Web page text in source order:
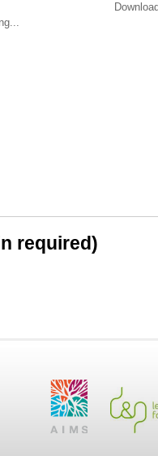
required)